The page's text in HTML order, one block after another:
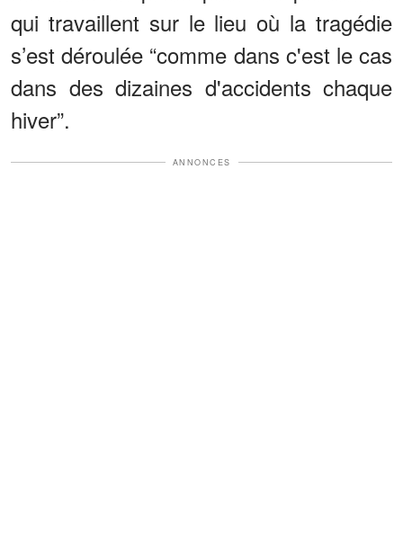
qui travaillent sur le lieu où la tragédie
s’est déroulée “comme dans c'est le cas
dans des dizaines d'accidents chaque
hiver”.
ANNONCES